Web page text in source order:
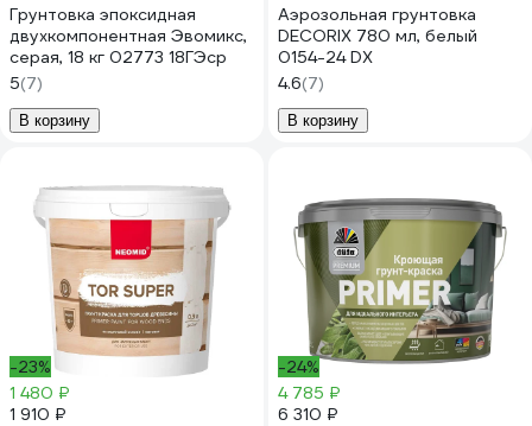
Грунтовка эпоксидная
двухкомпонентная Эвомикс,
серая, 18 кг 02773 18ГЭср
5(7)
В корзину
Аэрозольная грунтовка
DECORIX 780 мл, белый
0154-24 DX
4.6(7)
В корзину
-23%
1 480 ₽
1 910 ₽
-24%
4 785 ₽
6 310 ₽